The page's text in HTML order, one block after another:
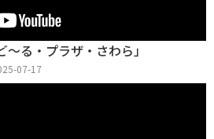
～る・プラザ・さわら」
07-17